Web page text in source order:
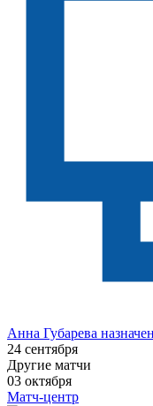
Анна Губарева
24 сентября
Другие матчи
03 октября
Матч-центр